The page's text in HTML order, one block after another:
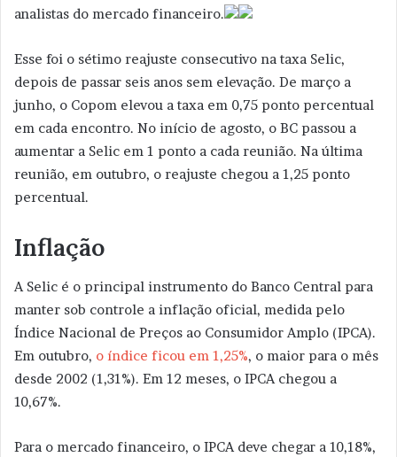
analistas do mercado financeiro.
Esse foi o sétimo reajuste consecutivo na taxa Selic,
depois de passar seis anos sem elevação. De março a
junho, o Copom elevou a taxa em 0,75 ponto percentual
em cada encontro. No início de agosto, o BC passou a
aumentar a Selic em 1 ponto a cada reunião. Na última
reunião, em outubro, o reajuste chegou a 1,25 ponto
percentual.
Inflação
A Selic é o principal instrumento do Banco Central para
manter sob controle a inflação oficial, medida pelo
Índice Nacional de Preços ao Consumidor Amplo (IPCA).
Em outubro, o índice ficou em 1,25%, o maior para o mês
desde 2002 (1,31%). Em 12 meses, o IPCA chegou a
10,67%.
Para o mercado financeiro, o IPCA deve chegar a 10,18%,